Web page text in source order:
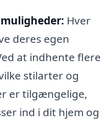
Hver
deres egen
at indhente flere
stilarter og
er tilgængelige,
ind i dit hjem og